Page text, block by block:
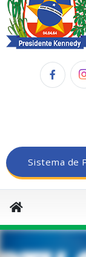
Sistema de